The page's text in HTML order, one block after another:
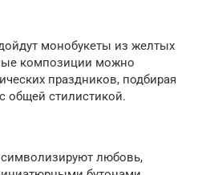
монобукеты из желтых
композиции можно
праздников, подбирая
общей стилистикой.
любовь,